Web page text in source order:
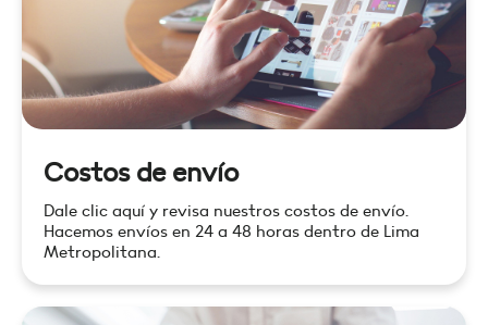
Costos de envío
Dale clic aquí y revisa nuestros costos de envío.
Hacemos envíos en 24 a 48 horas dentro de Lima
Metropolitana.